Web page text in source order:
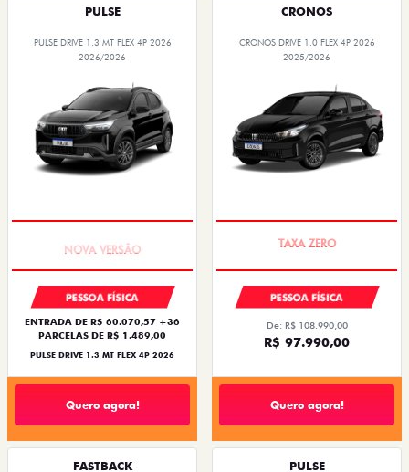
PULSE
PULSE DRIVE 1.3 MT FLEX 4P 2026
2026/2026
PESSOA FÍSICA
ENTRADA DE R$ 60.070,57 +36
PARCELAS DE R$ 1.489,00
PULSE DRIVE 1.3 MT FLEX 4P 2026
Quero agora!
CRONOS
CRONOS DRIVE 1.0 FLEX 4P 2026
2025/2026
PESSOA FÍSICA
De: R$ 108.990,00
R$ 97.990,00
Quero agora!
FASTBACK PULSE